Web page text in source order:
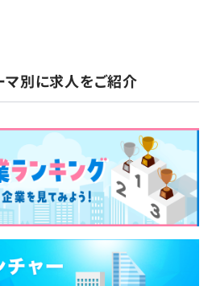
Java
React.js, Redux, jest, postcss,
）
Lombock, JUnit, etc.
ElastiCache、API Gateway、
Eclipse、Cloud9）、Docker
線、都営新宿線・大江戸線、
心線、都営新宿線
見直し（5月、11月）
保険・労災保険・健康保険・厚生
補償保険）
補助
マ別に求人をご紹介